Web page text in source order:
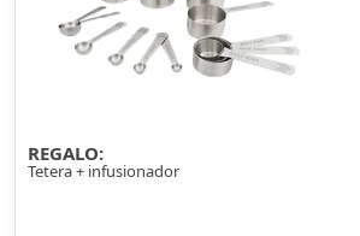
REGALO:
Tetera + infusionador